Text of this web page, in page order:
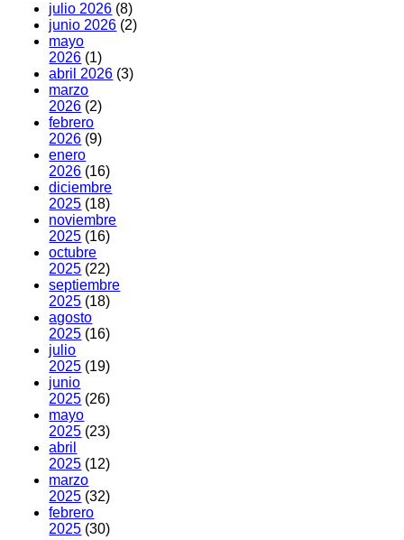
julio 2026 (8)
junio 2026 (2)
mayo
2026 (1)
abril 2026 (3)
marzo
2026 (2)
febrero
2026 (9)
enero
2026 (16)
diciembre
2025 (18)
noviembre
2025 (16)
octubre
2025 (22)
septiembre
2025 (18)
agosto
2025 (16)
julio
2025 (19)
junio
2025 (26)
mayo
2025 (23)
abril
2025 (12)
marzo
2025 (32)
febrero
2025 (30)